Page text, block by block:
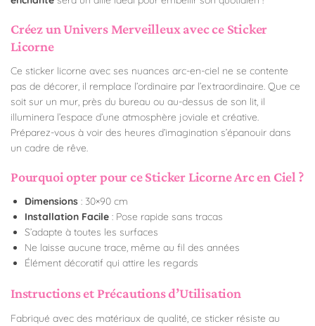
Créez un Univers Merveilleux avec ce Sticker
Licorne
Ce sticker licorne avec ses nuances arc-en-ciel ne se contente
pas de décorer, il remplace l’ordinaire par l’extraordinaire. Que ce
soit sur un mur, près du bureau ou au-dessus de son lit, il
illuminera l’espace d’une atmosphère joviale et créative.
Préparez-vous à voir des heures d’imagination s’épanouir dans
un cadre de rêve.
Pourquoi opter pour ce Sticker Licorne Arc en Ciel ?
Dimensions : 30×90 cm
Installation Facile : Pose rapide sans tracas
S’adapte à toutes les surfaces
Ne laisse aucune trace, même au fil des années
Élément décoratif qui attire les regards
Instructions et Précautions d’Utilisation
Fabriqué avec des matériaux de qualité, ce sticker résiste au